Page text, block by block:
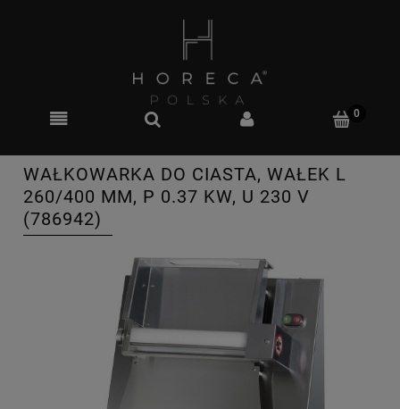
WAŁKOWARKA DO CIASTA, WAŁEK L
260/400 MM, P 0.37 KW, U 230 V
(786942)